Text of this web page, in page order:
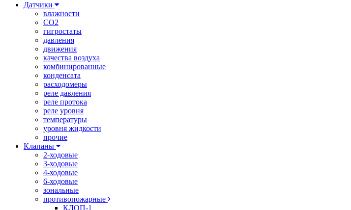
Датчики
влажности
CO2
гигростаты
давления
движения
качества воздуха
комбинированные
конденсата
расходомеры
реле давления
реле протока
реле уровня
температуры
уровня жидкости
прочие
Клапаны
2-ходовые
3-ходовые
4-ходовые
6-ходовые
зональные
противопожарные
КЛОП-1